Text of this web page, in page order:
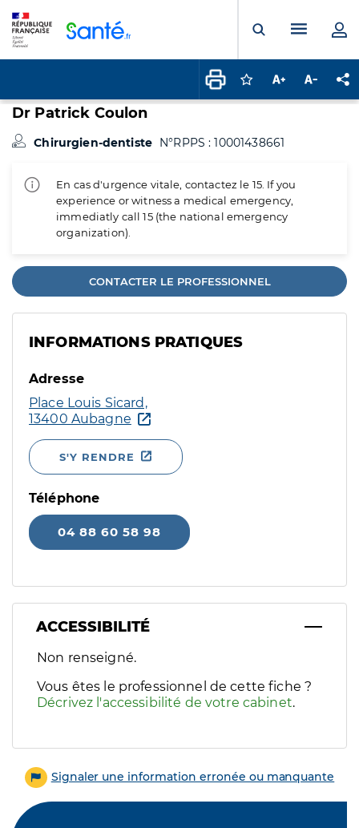
Ouvrir laMenu
Connectez-vous
Augmenter la
Dr Patrick Coulon
Chirurgien-dentiste N°RPPS : 10001438661
En cas d'urgence vitale, contactez le 15. If you
experience or witness a medical emergency,
immediatly call 15 (the national emergency
organization).
CONTACTER LE PROFESSIONNEL
INFORMATIONS PRATIQUES
Adresse
Place Louis Sicard,
13400 Aubagne
S'Y RENDRE
Téléphone
04 88 60 58 98
ACCESSIBILITÉ
Filtres
Sélectionnez un ou plusieurs handicaps/besoins
Non renseigné.
Vous êtes le professionnel de cette fiche ?
Décrivez l'accessibilité de votre cabinet.
Signaler une information erronée ou manquante